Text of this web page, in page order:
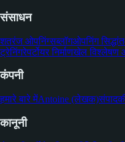
संसाधन
शतरंज ओपनिंग्सब्लॉगओपनिंग सिद्धांत
ट्रेनिंगरेपर्टोयर निर्माणखेल विश्लेषण
कंपनी
हमारे बारे मेंAntoine (लेखक)
कानूनी